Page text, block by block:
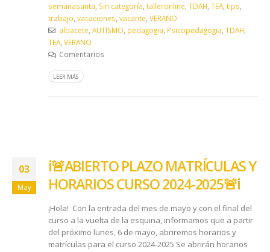
semanasanta, Sin categoría, talleronline, TDAH, TEA, tips,
trabajo, vacaciones, vacante, VERANO
albacete, AUTISMO, pedagogia, Psicopedagogia, TDAH,
TEA, VERANO
Comentarios
LEER MÁS
03
May
ℹ️🚨ABIERTO PLAZO MATRÍCULAS Y
HORARIOS CURSO 2024-2025🚨ℹ️
¡Hola! Con la entrada del mes de mayo y con el final del
curso a la vuelta de la esquina, informamos que a partir
del próximo lunes, 6 de mayo, abriremos horarios y
matrículas para el curso 2024-2025 Se abrirán horarios